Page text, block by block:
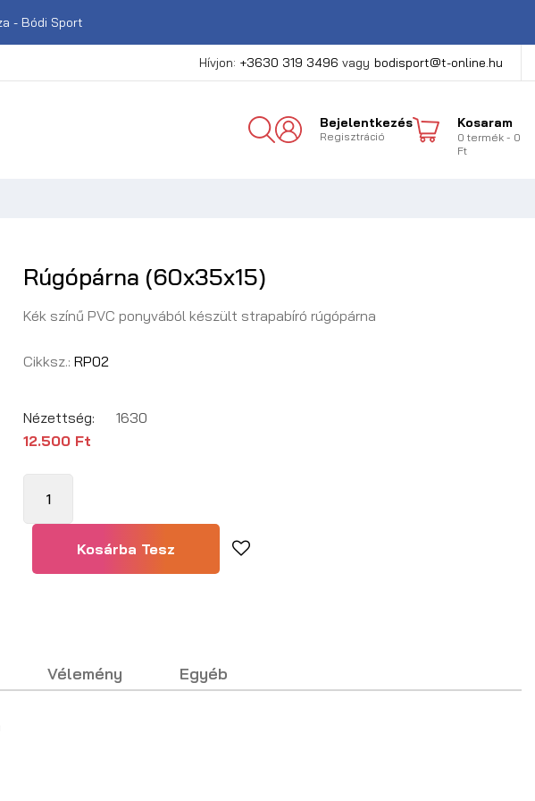
- Bódi Sport
Hívjon: +3630 319 3496 vagy bodisport@t-online.hu
Bejelentkezés
Regisztráció
Kosaram
0 termék - 0
Ft
Rúgópárna (60x35x15)
Kék színű PVC ponyvából készült strapabíró rúgópárna
Cikksz.: RP02
Nézettség:
1630
12.500 Ft
Vélemény Egyéb